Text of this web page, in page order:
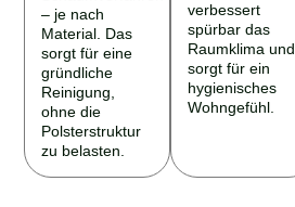
– je nach
Material. Das
sorgt für eine
gründliche
Reinigung,
ohne die
Polsterstruktur
zu belasten.
verbessert
spürbar das
Raumklima und
sorgt für ein
hygienisches
Wohngefühl.